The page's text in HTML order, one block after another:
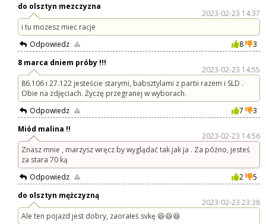
do olsztyn mezczyzna
2023-02-23 14:37
i tu mozesz miec racje
Odpowiedz
8
3
8 marca dniem próby !!!
2023-02-23 14:55
86.106 i 27.122 jesteście starymi, babsztylami z partii razem i SLD .
Obie na zdjęciach. Życzę przegranej w wyborach.
Odpowiedz
7
3
Miód malina !!
2023-02-23 14:56
Znasz mnie , marzysz wręcz by wyglądać tak jak ja . Za późno, jesteś
za stara 70 ką
Odpowiedz
2
5
do olsztyn mężczyzną
2023-02-23 23:38
Ale ten pojazd jest dobry, zaorałeś svkę 😆😆😆